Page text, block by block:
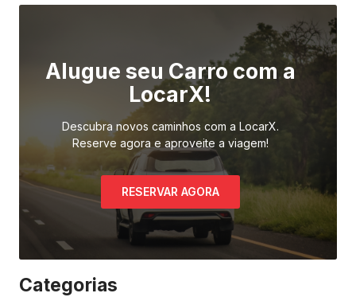
Alugue seu Carro com a
LocarX!
Descubra novos caminhos com a LocarX.
Reserve agora e aproveite a viagem!
RESERVAR AGORA
Categorias